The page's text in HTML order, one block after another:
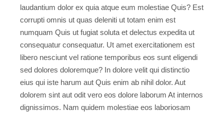
laudantium dolor ex quia atque eum molestiae Quis? Est
corrupti omnis ut quas deleniti ut totam enim est
numquam Quis ut fugiat soluta et delectus expedita ut
consequatur consequatur. Ut amet exercitationem est
libero nesciunt vel ratione temporibus eos sunt eligendi
sed dolores doloremque? In dolore velit qui distinctio
eius qui iste harum aut Quis enim ab nihil dolor. Aut
dolorem sint aut odit vero eos dolore laborum At internos
dignissimos. Nam quidem molestiae eos laboriosam